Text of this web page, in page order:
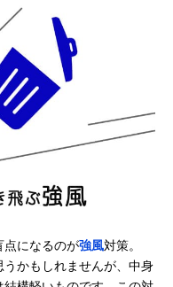
点になるのが強風対策。
うかもしれませんが、中身